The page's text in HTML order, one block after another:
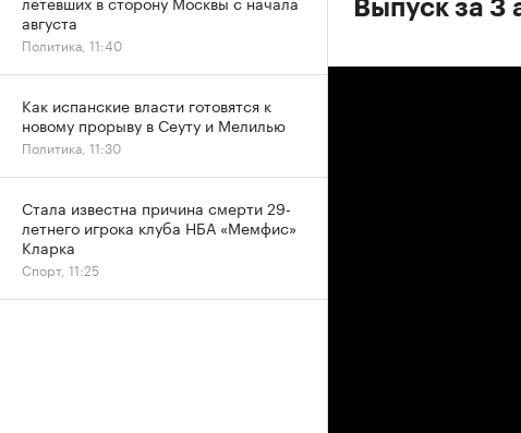
Выпуск за 3
августа
Политика, 11:40
Как испанские власти готовятся к
новому прорыву в Сеуту и Мелилью
Политика, 11:30
Стала известна причина смерти 29-
летнего игрока клуба НБА «Мемфис»
Кларка
Спорт, 11:25